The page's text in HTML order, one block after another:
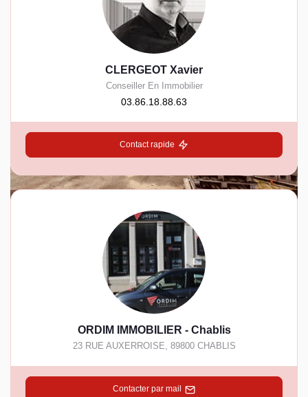
CLERGEOT Xavier
Conseiller En Immobilier
03.86.18.88.63
Contact rapide
ORDIM IMMOBILIER - Chablis
23 RUE AUXERROISE, 89800 CHABLIS
Contacter par mail